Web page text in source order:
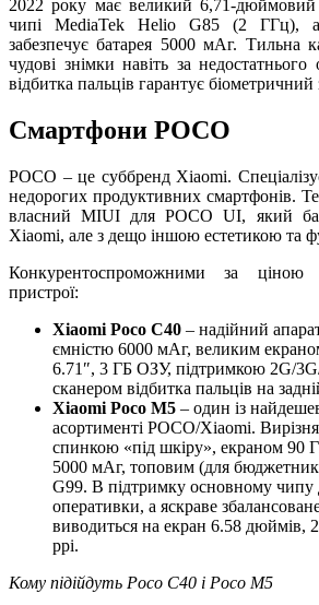
2022 року має великий 6,71-
чипі MediaTek Helio G85 (2 ГГц), а
забезпечує батарея 5000 мАг.
чудові знімки навіть за
відбитка пальців гарантує біометричний
Смартфони POCO
POCO – це суббренд Xiaomi.
недорогих продуктивних смартфонів.
власний MIUI для POCO UI, який
Xiaomi, але з дещо іншою естетикою та
Конкурентоспроможними за
пристрої:
Xiaomi Poco C40 – надійний
ємністю 6000 мАг, великим
6.71″, 3 ГБ ОЗУ, підтримкою 2G/
сканером відбитка пальців на
Xiaomi Poco M5 – один із
асортименті POCO/Xiaomi.
спинкою «під шкіру», екраном 90
5000 мАг, топовим (для
G99. В підтримку основному чипу
оперативки, а яскраве
виводиться на екран 6.58 дюймів,
ppi.
Кому підійдуть Poco C40 і Poco M5